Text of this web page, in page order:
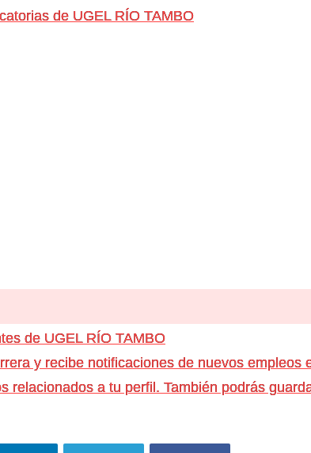
de UGEL RÍO TAMBO
de UGEL RÍO TAMBO
y recibe notificaciones de nuevos empleos
relacionados a tu perfil. También podrás